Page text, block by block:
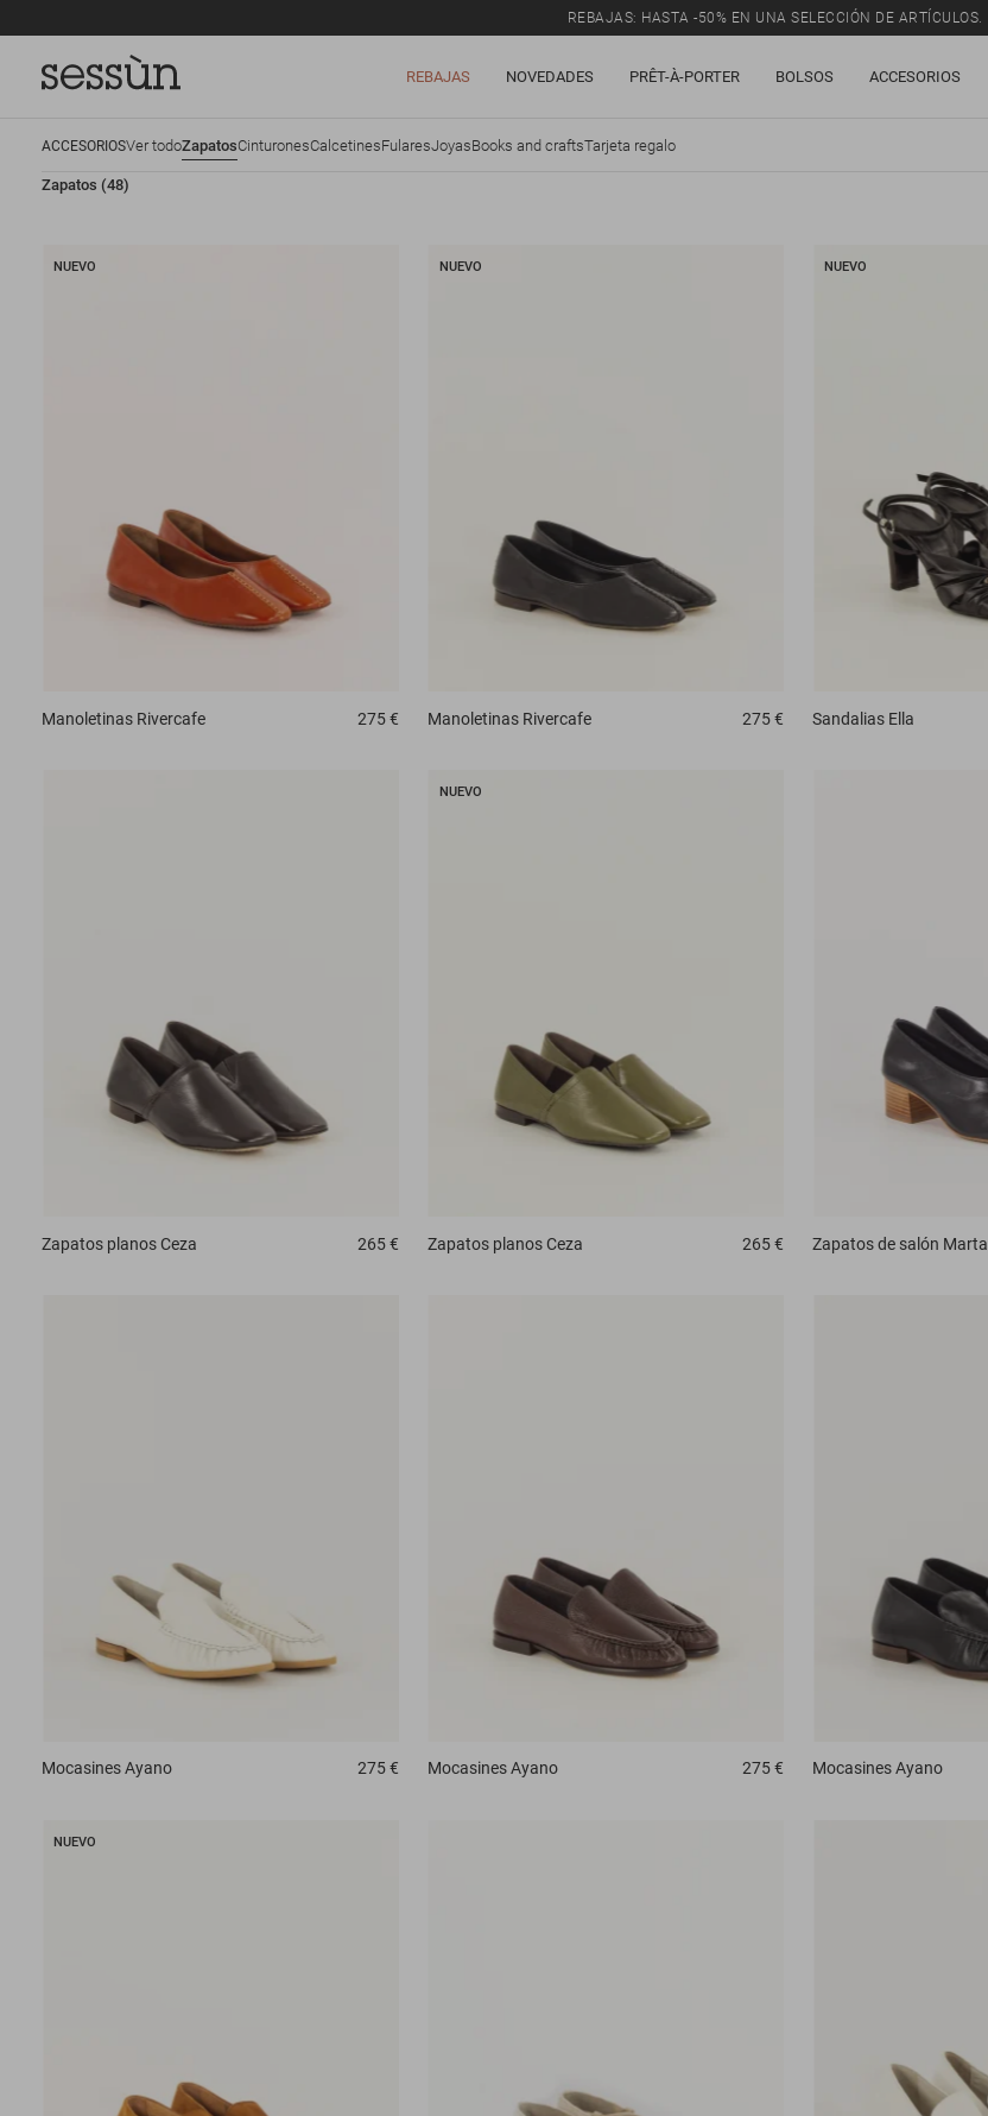
REBAJAS: HASTA -50% EN UNA SELECCIÓN DE ARTÍCULOS.
REBAJAS NOVEDADES PRÊT-À-PORTER BOLSOS ACCESORIOS
ACCESORIOSVer todoZapatosCinturonesCalcetinesFularesJoyasBooks and craftsTarjeta regalo
Zapatos (48)
NUEVO
Manoletinas Rivercafe 275 €
NUEVO
Manoletinas Rivercafe 275 €
NUEVO
Sandalias Ella
Zapatos planosCeza 265 €
NUEVO
Zapatos planos Ceza 265 € Zapatos de salón Marta
MocasinesAyano 275 € Mocasines Ayano 275 € MocasinesAyano
NUEVO